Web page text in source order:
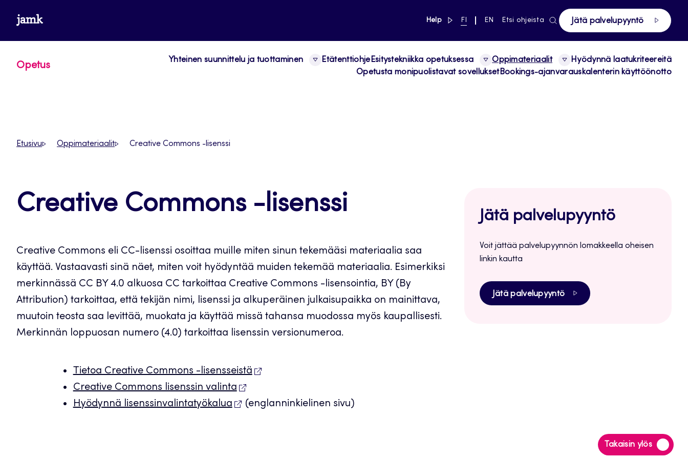
suoraan
sisältöön
www.jamk.fi Help linkki pääsivustolle
NYKYINEN
FI
VAIHDA
EN Etsi ohjeista Jätä palvelupyyntö
Opetus
Yhteinen suunnittelu ja tuottaminen Etätenttiohje Esitystekniikka opetuksessa Oppimateriaalit
Hyödynnä laatukriteereitä
Opetusta monipuolistavat sovelluksetBookings-ajanvarauskalenterin käyttöönotto
Etusivu Oppimateriaalit Creative Commons -lisenssi
Creative Commons -lisenssi
Creative Commons eli CC-lisenssi osoittaa muille miten sinun tekemääsi materiaalia saa
käyttää. Vastaavasti sinä näet, miten voit hyödyntää muiden tekemää materiaalia. Esimerkiksi
merkinnässä CC BY 4.0 alkuosa CC tarkoittaa Creative Commons -lisensointia, BY (By
Attribution) tarkoittaa, että tekijän nimi, lisenssi ja alkuperäinen julkaisupaikka on mainittava,
muutoin teosta saa levittää, muokata ja käyttää missä tahansa muodossa myös kaupallisesti.
Merkinnän loppuosan numero (4.0) tarkoittaa lisenssin versionumeroa.
Tietoa Creative Commons -lisensseistä
Creative Commons lisenssin valinta
Hyödynnä lisenssinvalintatyökalua
(englanninkielinen sivu)
Jätä palvelupyyntö
Voit jättää palvelupyynnön lomakkeella oheisen
linkin kautta
Jätä palvelupyyntö
Takaisin ylös
Siirry
takaisin